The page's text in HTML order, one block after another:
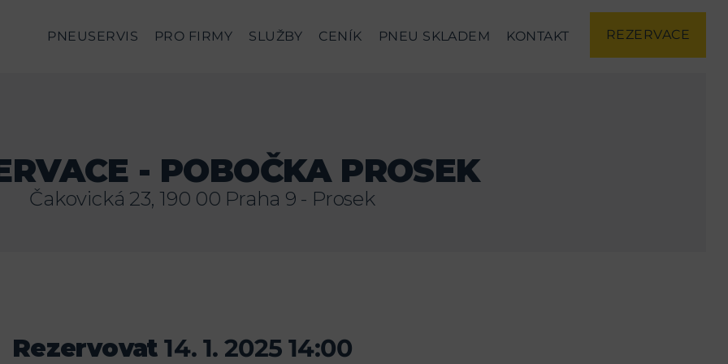
PNEUSERVIS PRO FIRMY SLUŽBY CENÍK PNEU SKLADEM KONTAKT REZERVACE
- POBOČKA PROSEK
Čakovická 23, 190 00 Praha 9 - Prosek
Rezervovat14. 1. 2025 14:00